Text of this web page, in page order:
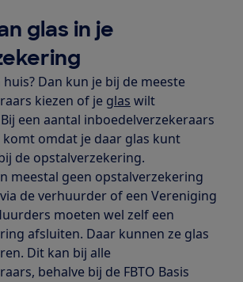
glas in je
Dan kun je bij de meeste
kiezen of je glas wilt
een aantal inboedelverzekeraars
omdat je daar glas kunt
de opstalverzekering.
meestal geen opstalverzekering
de verhuurder of een Vereniging
moeten wel zelf een
afsluiten. Daar kunnen ze glas
Dit kan bij alle
behalve bij de FBTO Basis